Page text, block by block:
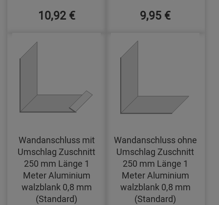
10,92 € 9,95 €
Wandanschluss mit
Umschlag Zuschnitt
250 mm Länge 1
Meter Aluminium
walzblank 0,8 mm
(Standard)
Wandanschluss ohne
Umschlag Zuschnitt
250 mm Länge 1
Meter Aluminium
walzblank 0,8 mm
(Standard)